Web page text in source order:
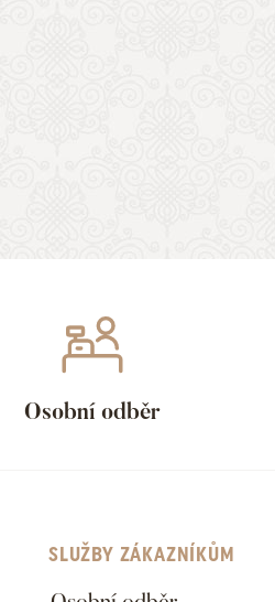
Osobní odběr
SLUŽBY ZÁKAZNÍKŮM